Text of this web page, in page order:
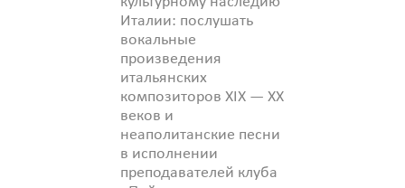
Италии: послушать
вокальные
произведения
итальянских
композиторов XIX — XX
веков и
неаполитанские песни
в исполнении
преподавателей клуба